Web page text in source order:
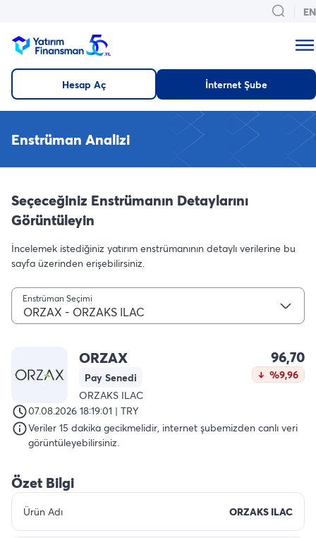
EN
Hesap Aç İnternet Şube
Enstrüman Analizi
Seçeceğiniz Enstrümanın Detaylarını
Görüntüleyin
İncelemek istediğiniz yatırım enstrümanının detaylı verilerine bu
sayfa üzerinden erişebilirsiniz.
Enstrüman Seçimi
ORZAX - ORZAKS ILAC
ORZAX
Pay Senedi
ORZAKS ILAC
96,70
%9,96
07.08.2026 18:19:01 | TRY
Veriler 15 dakika gecikmelidir, internet şubemizden canlı veri
görüntüleyebilirsiniz.
Özet Bilgi
Ürün Adı ORZAKS ILAC